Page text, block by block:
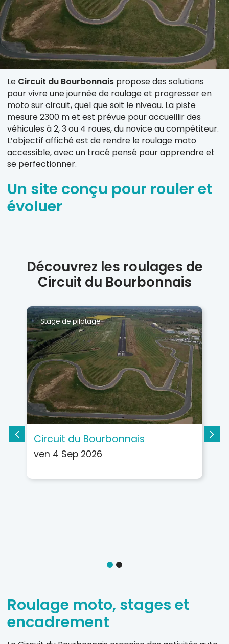
Le Circuit du Bourbonnais propose des solutions
pour vivre une journée de roulage et progresser en
moto sur circuit, quel que soit le niveau. La piste
mesure 2300 m et est prévue pour accueillir des
véhicules à 2, 3 ou 4 roues, du novice au compétiteur.
L’objectif affiché est de rendre le roulage moto
accessible, avec un tracé pensé pour apprendre et
se perfectionner.
Un site conçu pour rouler et
évoluer
Découvrez les roulages de
Circuit du Bourbonnais
Stage de pilotage
Circuit du Bourbonnais
ven 4 Sep 2026
Roulage moto, stages et
encadrement